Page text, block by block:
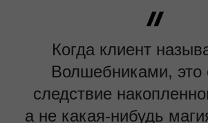
Когда клиент
Волшебниками, это
следствие
а не какая-нибудь